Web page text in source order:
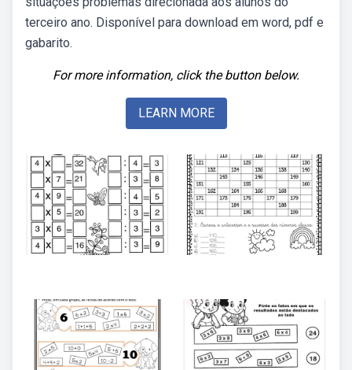
terceiro ano. Disponível para download em word, pdf e
gabarito.
For more information, click the button below.
LEARN MORE